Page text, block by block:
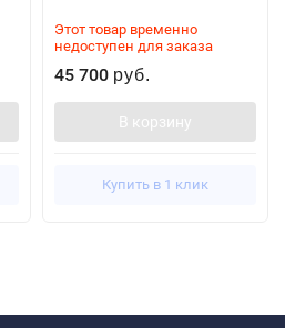
Этот товар временно
недоступен для заказа
45 700 руб.
В корзину
Купить в 1 клик